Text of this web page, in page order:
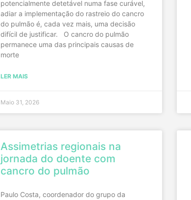
potencialmente detetável numa fase curável,
adiar a implementação do rastreio do cancro
do pulmão é, cada vez mais, uma decisão
difícil de justificar. O cancro do pulmão
permanece uma das principais causas de
morte
LER MAIS
Maio 31, 2026
Assimetrias regionais na
jornada do doente com
cancro do pulmão
Paulo Costa, coordenador do grupo da